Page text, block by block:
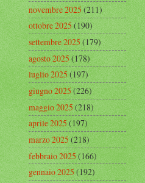
novembre 2025(211)
ottobre 2025(190)
settembre 2025(179)
agosto 2025(178)
luglio 2025(197)
giugno 2025(226)
maggio 2025(218)
aprile 2025(197)
marzo 2025(218)
febbraio 2025(166)
gennaio 2025(192)